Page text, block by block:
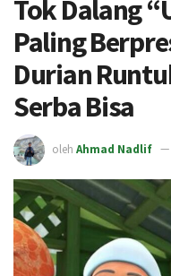
Tok Dalang
Paling
Durian
Serba Bisa
oleh Ahmad Nadlif